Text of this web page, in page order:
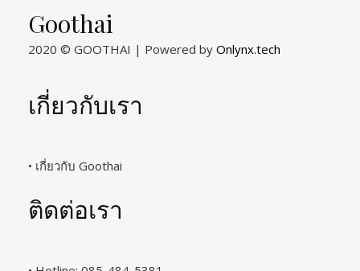
Goothai
2020 © GOOTHAI | Powered by Onlynx.tech
เกี่ยวกับเรา
• เกี่ยวกับ Goothai
ติดต่อเรา